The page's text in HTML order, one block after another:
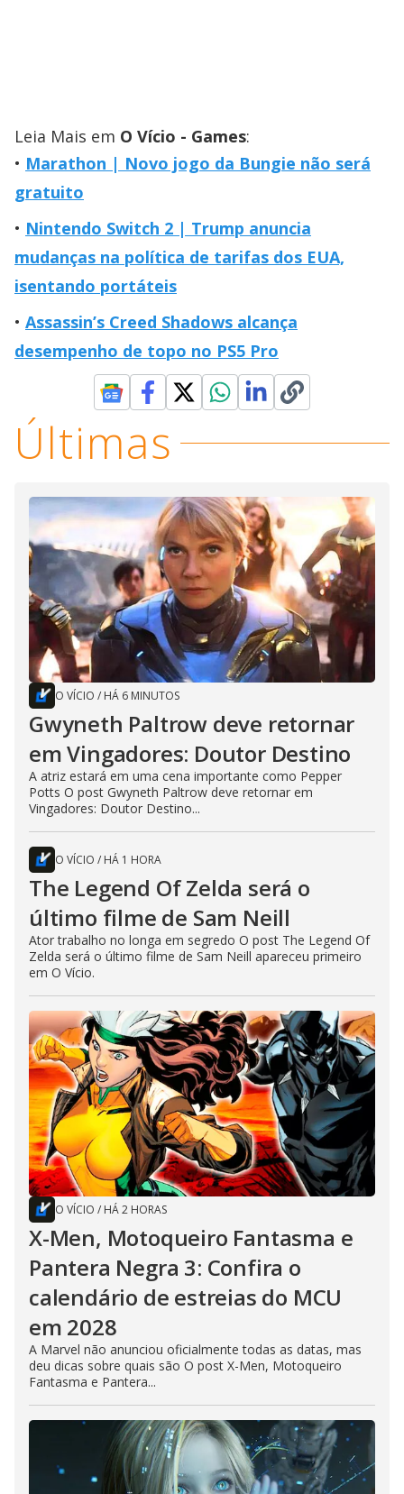
Leia Mais em O Vício - Games:
Marathon | Novo jogo da Bungie não será
gratuito
Nintendo Switch 2 | Trump anuncia
mudanças na política de tarifas dos EUA,
isentando portáteis
Assassin’s Creed Shadows alcança
desempenho de topo no PS5 Pro
Últimas
O VÍCIO / HÁ 6 MINUTOS
Gwyneth Paltrow deve retornar
em Vingadores: Doutor Destino
A atriz estará em uma cena importante como Pepper
Potts O post Gwyneth Paltrow deve retornar em
Vingadores: Doutor Destino...
O VÍCIO / HÁ 1 HORA
The Legend Of Zelda será o
último filme de Sam Neill
Ator trabalho no longa em segredo O post The Legend Of
Zelda será o último filme de Sam Neill apareceu primeiro
em O Vício.
O VÍCIO / HÁ 2 HORAS
X-Men, Motoqueiro Fantasma e
Pantera Negra 3: Confira o
calendário de estreias do MCU
em 2028
A Marvel não anunciou oficialmente todas as datas, mas
deu dicas sobre quais são O post X-Men, Motoqueiro
Fantasma e Pantera...